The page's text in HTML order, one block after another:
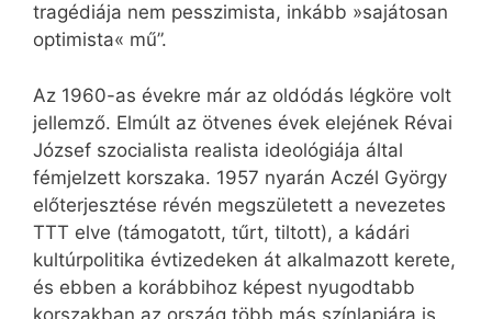
tragédiája nem pesszimista, inkább »sajátosan
optimista« mű”.
Az 1960-as évekre már az oldódás légköre volt
jellemző. Elmúlt az ötvenes évek elejének Révai
József szocialista realista ideológiája által
fémjelzett korszaka. 1957 nyarán Aczél György
előterjesztése révén megszületett a nevezetes
TTT elve (támogatott, tűrt, tiltott), a kádári
kultúrpolitika évtizedeken át alkalmazott kerete,
és ebben a korábbihoz képest nyugodtabb
korszakban az ország több más színlapjára is